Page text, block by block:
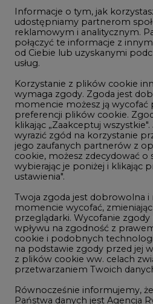
Gospodarka
Geopolityka
LTE450
Innowacje i AI
Telekomunikacja i IT
Handel emisjami CO2
Wodór
Górnictwo
Atom
Fotowoltaika
Offshore wind
Zielone samorządy
Informacje o tym, jak
udostępniamy partnerom
reklamowym i analitycznym.
połączyć te informacje z
od Ciebie lub uzyskanymi
usług.
Korzystanie z plików cookie
wymaga zgody. Zgoda jest
momencie możesz ją wycofać
preferencji plików cookie.
klikając „Zaakceptuj
wyrazić zgód na korzystanie
jego zaufanych partnerów z
cookie, możesz zdecydować
wybierając je poniżej i klikając
ustawienia".
Twoja zgoda jest dobrowolna
momencie wycofać,
przeglądarki. Wycofanie
wpływu na zgodność z
cookie i podobnych
na podstawie zgody przed jej
z plików cookie ww. celach
przetwarzaniem Twoich
Równocześnie informujemy,
Państwa danych jest Agencja